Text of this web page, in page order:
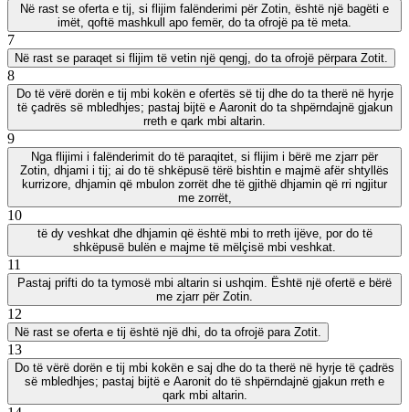
Në rast se oferta e tij, si flijim falënderimi për Zotin, është një bagëti e
imët, qoftë mashkull apo femër, do ta ofrojë pa të meta.
7
Në rast se paraqet si flijim të vetin një qengj, do ta ofrojë përpara Zotit.
8
Do të vërë dorën e tij mbi kokën e ofertës së tij dhe do ta therë në hyrje
të çadrës së mbledhjes; pastaj bijtë e Aaronit do ta shpërndajnë gjakun
rreth e qark mbi altarin.
9
Nga flijimi i falënderimit do të paraqitet, si flijim i bërë me zjarr për
Zotin, dhjami i tij; ai do të shkëpusë tërë bishtin e majmë afër shtyllës
kurrizore, dhjamin që mbulon zorrët dhe të gjithë dhjamin që rri ngjitur
me zorrët,
10
të dy veshkat dhe dhjamin që është mbi to rreth ijëve, por do të
shkëpusë bulën e majme të mëlçisë mbi veshkat.
11
Pastaj prifti do ta tymosë mbi altarin si ushqim. Është një ofertë e bërë
me zjarr për Zotin.
12
Në rast se oferta e tij është një dhi, do ta ofrojë para Zotit.
13
Do të vërë dorën e tij mbi kokën e saj dhe do ta therë në hyrje të çadrës
së mbledhjes; pastaj bijtë e Aaronit do të shpërndajnë gjakun rreth e
qark mbi altarin.